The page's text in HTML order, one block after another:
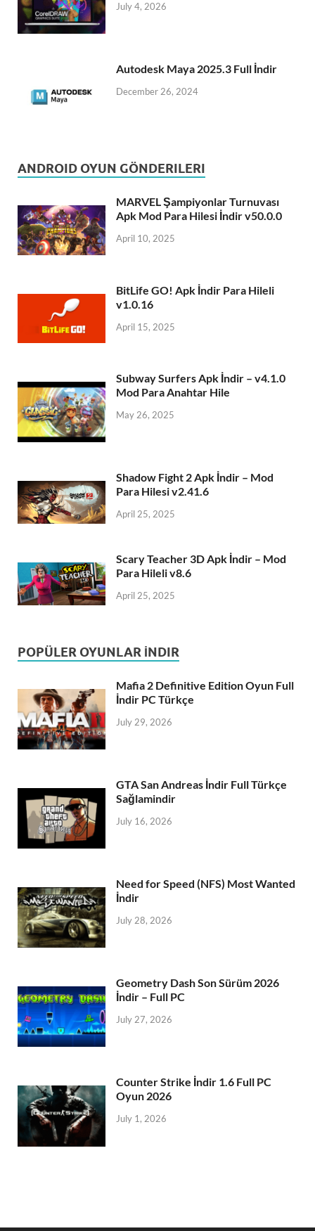
July 4, 2026
Autodesk Maya 2025.3 Full İndir
December 26, 2024
ANDROID OYUN GÖNDERILERI
MARVEL Şampiyonlar Turnuvası
Apk Mod Para Hilesi İndir v50.0.0
April 10, 2025
BitLife GO! Apk İndir Para Hileli
v1.0.16
April 15, 2025
Subway Surfers Apk İndir – v4.1.0
Mod Para Anahtar Hile
May 26, 2025
Shadow Fight 2 Apk İndir – Mod
Para Hilesi v2.41.6
April 25, 2025
Scary Teacher 3D Apk İndir – Mod
Para Hileli v8.6
April 25, 2025
POPÜLER OYUNLAR İNDIR
Mafia 2 Definitive Edition Oyun Full
İndir PC Türkçe
July 29, 2026
GTA San Andreas İndir Full Türkçe
Sağlamindir
July 16, 2026
Need for Speed (NFS) Most Wanted
İndir
July 28, 2026
Geometry Dash Son Sürüm 2026
İndir – Full PC
July 27, 2026
Counter Strike İndir 1.6 Full PC
Oyun 2026
July 1, 2026